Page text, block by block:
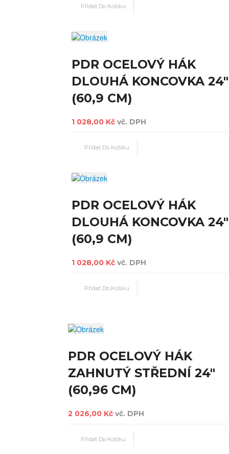
PDR OCELOVÝ HÁK
DLOUHÁ KONCOVKA 24"
(60,9 CM)
1 028,00 Kč vč. DPH
PDR OCELOVÝ HÁK
DLOUHÁ KONCOVKA 24"
(60,9 CM)
1 028,00 Kč vč. DPH
PDR OCELOVÝ HÁK
ZAHNUTÝ STŘEDNÍ 24"
(60,96 CM)
2 026,00 Kč vč. DPH